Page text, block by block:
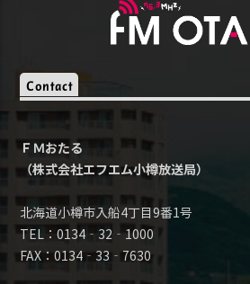
Contact
ＦＭおたる
（株式会社エフエム小樽放送局）
北海道小樽市入船4丁目9番1号
TEL：0134‐32‐1000
FAX：0134‐33‐7630